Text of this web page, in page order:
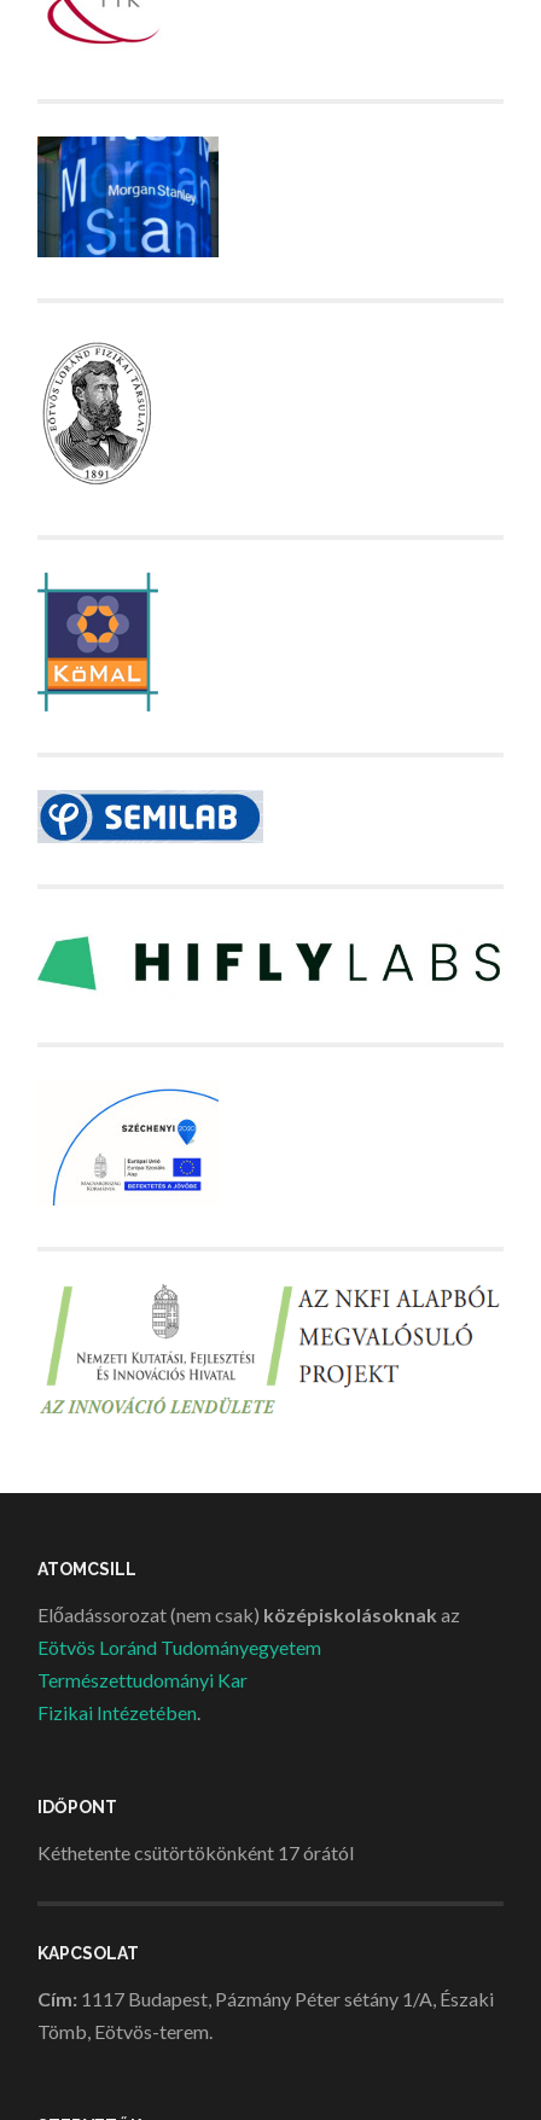
ATOMCSILL
Előadássorozat (nem csak) középiskolásoknak az
Eötvös Loránd Tudományegyetem
Természettudományi Kar
Fizikai Intézetében.
IDŐPONT
Kéthetente csütörtökönként 17 órától
KAPCSOLAT
Cím: 1117 Budapest, Pázmány Péter sétány 1/A, Északi
Tömb, Eötvös-terem.